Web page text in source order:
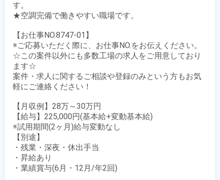
す。
★空調完備で働きやすい職場です。
【お仕事NO.8747-01】
※ご応募いただく際に、お仕事NO.をお伝えください。
☆この案件以外にも多数工場の求人をご用意しており
ます☆
案件・求人に関するご相談や登録のみという方もお気
軽にご連絡ください！
【月収例】28万～30万円
【給与】225,000円(基本給+変動基本給)
※試用期間(2ヶ月)給与変動なし
【別途】
・残業・深夜・休出手当
・昇給あり
・業績賞与(6月・12月/年2回)